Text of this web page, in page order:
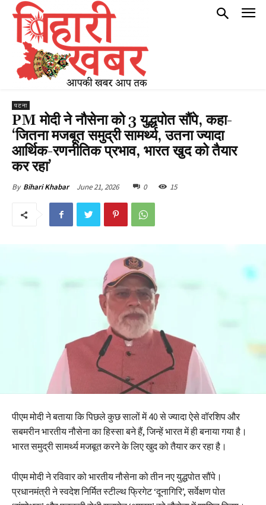
पटना
PM मोदी ने नौसेना को 3 युद्धपोत सौंपे, कहा-
‘जितना मजबूत समुद्री सामर्थ्य, उतना ज्यादा
आर्थिक-रणनीतिक प्रभाव, भारत खुद को तैयार
कर रहा’
By Bihari Khabar June 21, 2026 0 15
पीएम मोदी ने बताया कि पिछले कुछ सालों में 40 से ज्यादा ऐसे वॉरशिप और
सबमरीन भारतीय नौसेना का हिस्सा बने हैं, जिन्हें भारत में ही बनाया गया है।
भारत समुद्री सामर्थ्य मजबूत करने के लिए खुद को तैयार कर रहा है।
पीएम मोदी ने रविवार को भारतीय नौसेना को तीन नए युद्धपोत सौंपे।
प्रधानमंत्री ने स्वदेश निर्मित स्टील्थ फ्रिगेट ‘दूनागिरि’, सर्वेक्षण पोत